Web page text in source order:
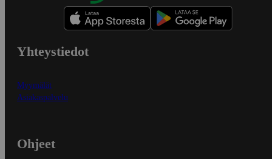
Yhteystiedot
Myymälät
Asiakaspalvelu
Ohjeet